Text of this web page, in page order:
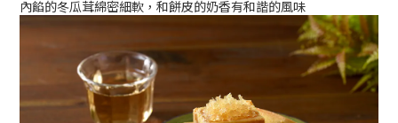
內餡的冬瓜茸綿密細軟，和餅皮的奶香有和諧的風味